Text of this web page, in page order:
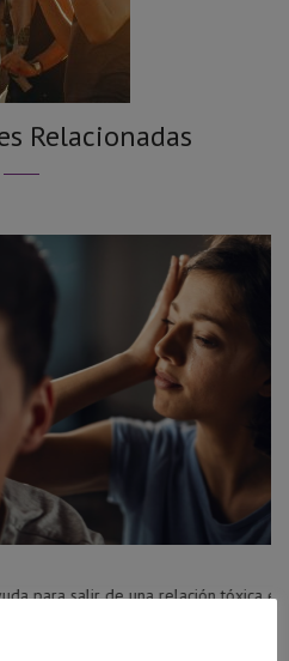
Relacionadas
relación tóxica en Castellón